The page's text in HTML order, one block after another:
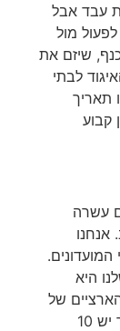
עבד אבל
מול
שיזם את
לבתי
תאריך
קבוע
עשרה
אנחנו
היא
של
האיגוד, ובגדול להקים מועדון לתפארת. בשתי הקבוצות שהקמנו כאמור יש 10